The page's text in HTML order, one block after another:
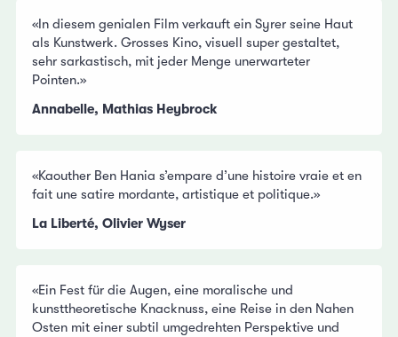
«In diesem genialen Film verkauft ein Syrer seine Haut
als Kunstwerk. Grosses Kino, visuell super gestaltet,
sehr sarkastisch, mit jeder Menge unerwarteter
Pointen.»
Annabelle, Mathias Heybrock
«Kaouther Ben Hania s’empare d’une histoire vraie et en
fait une satire mordante, artistique et politique.»
La Liberté, Olivier Wyser
«Ein Fest für die Augen, eine moralische und
kunsttheoretische Knacknuss, eine Reise in den Nahen
Osten mit einer subtil umgedrehten Perspektive und